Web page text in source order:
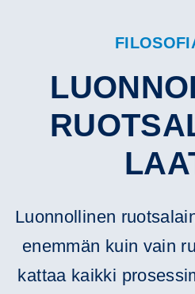
Luonnollinen
enemmän kuin vain
kattaa kaikki